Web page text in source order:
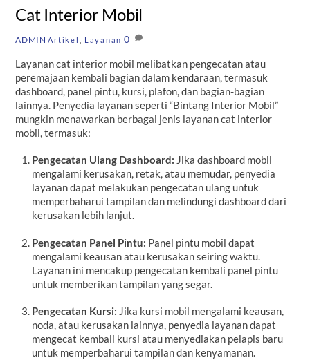
Cat Interior Mobil
ADMIN Artikel Layanan 0
Layanan cat interior mobil melibatkan pengecatan atau
peremajaan kembali bagian dalam kendaraan, termasuk
dashboard, panel pintu, kursi, plafon, dan bagian-bagian
lainnya. Penyedia layanan seperti “Bintang Interior Mobil”
mungkin menawarkan berbagai jenis layanan cat interior
mobil, termasuk:
Pengecatan Ulang Dashboard: Jika dashboard mobil
mengalami kerusakan, retak, atau memudar, penyedia
layanan dapat melakukan pengecatan ulang untuk
memperbaharui tampilan dan melindungi dashboard dari
kerusakan lebih lanjut.
Pengecatan Panel Pintu: Panel pintu mobil dapat
mengalami keausan atau kerusakan seiring waktu.
Layanan ini mencakup pengecatan kembali panel pintu
untuk memberikan tampilan yang segar.
Pengecatan Kursi: Jika kursi mobil mengalami keausan,
noda, atau kerusakan lainnya, penyedia layanan dapat
mengecat kembali kursi atau menyediakan pelapis baru
untuk memperbaharui tampilan dan kenyamanan.